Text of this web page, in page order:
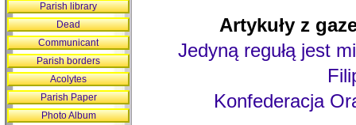
Artykuły z
Jedyną regułą jest
Konfederacja
Parish library
Dead
Communicant
Parish borders
Acolytes
Parish Paper
Photo Album